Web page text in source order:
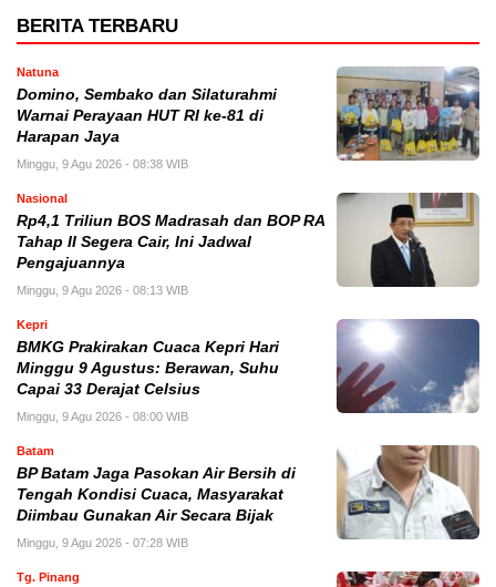
BERITA TERBARU
Natuna
Domino, Sembako dan Silaturahmi
Warnai Perayaan HUT RI ke-81 di
Harapan Jaya
Minggu, 9 Agu 2026 - 08:38 WIB
Nasional
Rp4,1 Triliun BOS Madrasah dan BOP RA
Tahap II Segera Cair, Ini Jadwal
Pengajuannya
Minggu, 9 Agu 2026 - 08:13 WIB
Kepri
BMKG Prakirakan Cuaca Kepri Hari
Minggu 9 Agustus: Berawan, Suhu
Capai 33 Derajat Celsius
Minggu, 9 Agu 2026 - 08:00 WIB
Batam
BP Batam Jaga Pasokan Air Bersih di
Tengah Kondisi Cuaca, Masyarakat
Diimbau Gunakan Air Secara Bijak
Minggu, 9 Agu 2026 - 07:28 WIB
Tg. Pinang